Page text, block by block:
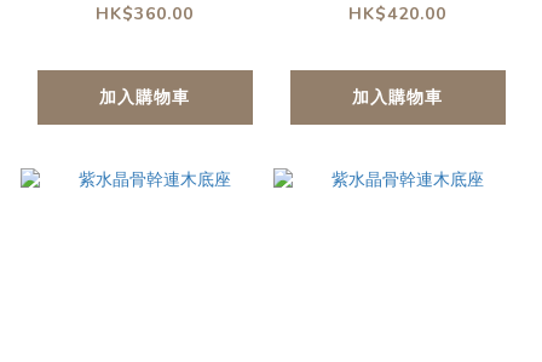
HK$360.00
加入購物車
HK$420.00
加入購物車